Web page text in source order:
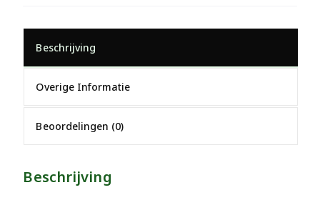
Beschrijving
Overige Informatie
Beoordelingen (0)
Beschrijving